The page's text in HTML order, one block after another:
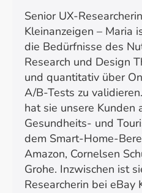
Senior UX-
Kleinanzeigen – Maria
die Bedürfnisse des
Research und Design
und quantitativ über
A/B-Tests zu
hat sie unsere Kunden
Gesundheits- und
dem Smart-Home-
Amazon, Cornelsen
Grohe. Inzwischen ist
Researcherin bei eBay